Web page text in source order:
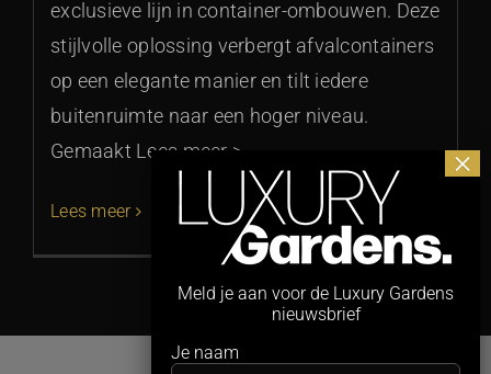
exclusieve lijn in container-ombouwen. Deze
stijlvolle oplossing verbergt afvalcontainers
op een elegante manier en tilt iedere
buitenruimte naar een hoger niveau.
Gemaakt Lees meer >
Lees meer
Meld je aan voor de Luxury Gardens
nieuwsbrief
Je naam